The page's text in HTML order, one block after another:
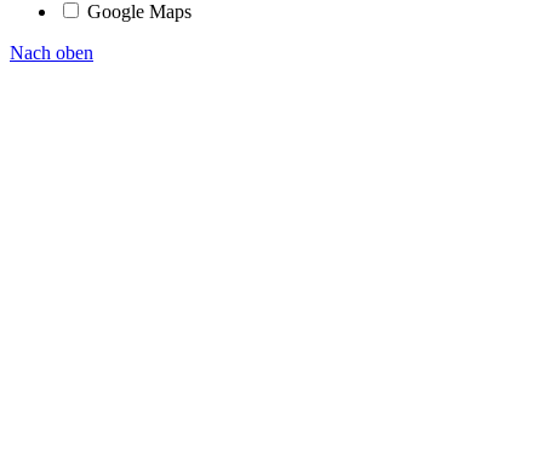
Google Maps
Nach oben